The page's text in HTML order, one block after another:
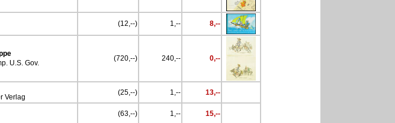
(12,--) 1,-- 8,--
U.S. Gov.
(720,--) 240,-- 0,--
Verlag
(25,--) 1,-- 13,--
(63,--) 1,-- 15,--